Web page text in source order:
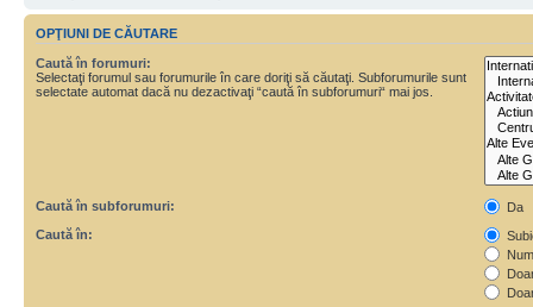
OPŢIUNI DE CĂUTARE
Caută în forumuri:
Selectaţi forumul sau forumurile în care doriţi să căutaţi. Subforumurile sunt
selectate automat dacă nu dezactivaţi “caută în subforumuri“ mai jos.
Caută în subforumuri:
Da
Caută în: